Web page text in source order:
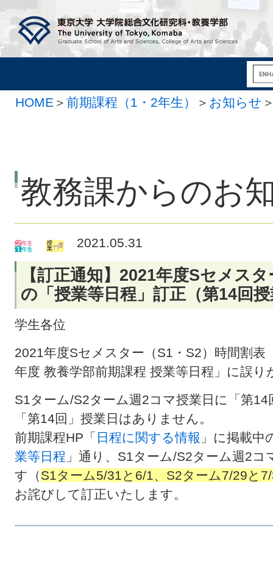
HOME ＞ 前期課程（1・2年生） ＞ お知らせ
教務課からのお
2021.05.31
【訂正通知】2021年度Sセメス
の「授業等日程」訂正（第14回
学生各位
2021年度Sセメスター（S1・S2）時間割
年度 教養学部前期課程 授業等日程」に誤
S1ターム/S2ターム週2コマ授業日に「第
「第14回」授業日はありません。
前期課程HP「 日程に関する情報 」に掲載中
業等日程 」通り、S1ターム/S2ターム週2
す（S1ターム5/31と6/1、S2ターム7/29と
お詫びして訂正いたします。